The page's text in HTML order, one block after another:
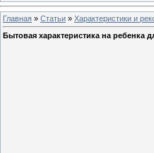
Главная » Статьи » Характеристики и
Бытовая характеристика на ребенка